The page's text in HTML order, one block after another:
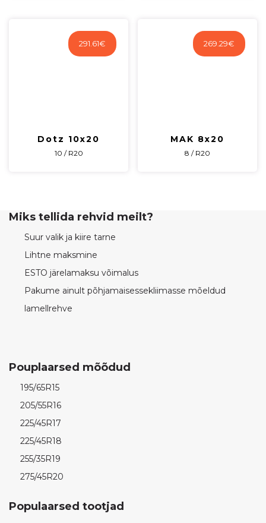
291.61€
Dotz 10x20
10 / R20
269.29€
MAK 8x20
8 / R20
Miks tellida rehvid meilt?
Suur valik ja kiire tarne
Lihtne maksmine
ESTO järelamaksu võimalus
Pakume ainult põhjamaisessekliimasse mõeldud
lamellrehve
Pouplaarsed mõõdud
195/65R15
205/55R16
225/45R17
225/45R18
255/35R19
275/45R20
Populaarsed tootjad